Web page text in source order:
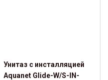
Унитаз с инсталляцией
Aquanet Glide-W/S-IN-